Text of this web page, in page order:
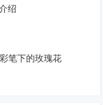
绍
笔下的玫瑰花